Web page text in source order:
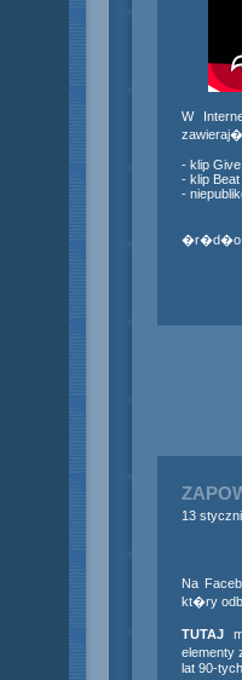
W
- klip
- klip
-
�r�d�o:
13
Na
kt�ry
TUTAJ
elementy
lat 90-